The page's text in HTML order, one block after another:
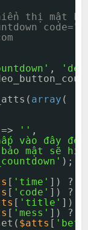
thị mật
,
array (
=> '' ,
vào đây để
bảo mật sẽ
);
[ 'time' ]) ?
[ 'code' ]) ?
[ 'title' ]) ?
[ 'mess' ]) ?
$atts [